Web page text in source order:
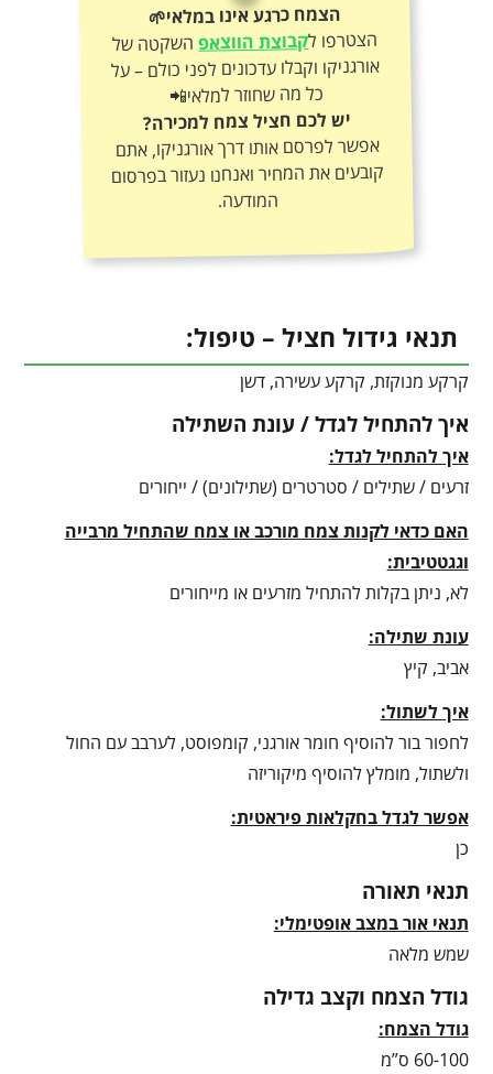
הצמח כרגע אינו במלאי🌱
הצטרפו לקבוצת הווצאפהשקטה של
אורגניקו וקבלו עדכונים לפני כולם – על
כל מה שחוזר למלאי📲
יש לכם חציל צמח למכירה?
אפשר לפרסם אותו דרך אורגניקו, אתם
קובעים את המחיר ואנחנו נעזור בפרסום
המודעה.
תנאי גידול חציל – טיפול:
קרקע מנוקזת, קרקע עשירה, דשן
איך להתחיל לגדל / עונת השתילה
איך להתחיל לגדל:
זרעים / שתילים / סטרטרים (שתילונים) / ייחורים
האם כדאי לקנות צמח מורכב או צמח שהתחיל מרבייה
וגגטטיבית:
לא, ניתן בקלות להתחיל מזרעים או מייחורים
עונת שתילה:
אביב, קיץ
איך לשתול:
לחפור בור להוסיף חומר אורגני, קומפוסט, לערבב עם החול
ולשתול, מומלץ להוסיף מיקוריזה
אפשר לגדל בחקלאות פיראטית:
כן
תנאי תאורה
תנאי אור במצב אופטימלי:
שמש מלאה
גודל הצמח וקצב גדילה
גודל הצמח:
60-100 ס”מ